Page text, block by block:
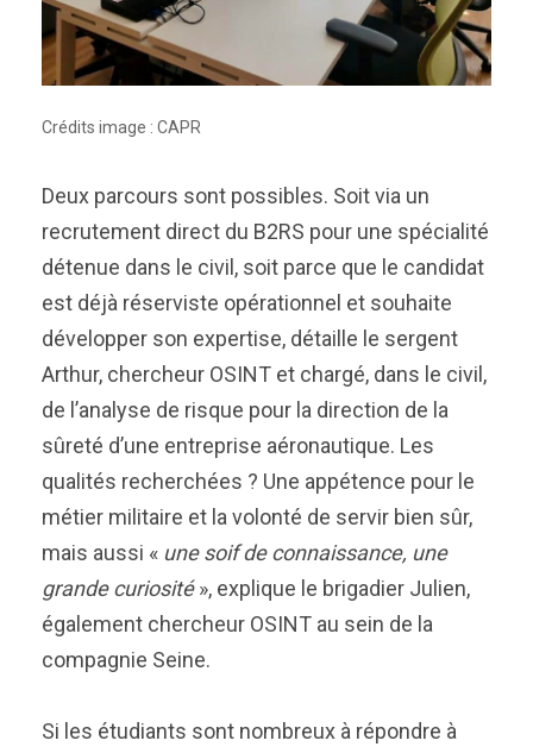
Crédits image : CAPR
Deux parcours sont possibles. Soit via un
recrutement direct du B2RS pour une spécialité
détenue dans le civil, soit parce que le candidat
est déjà réserviste opérationnel et souhaite
développer son expertise, détaille le sergent
Arthur, chercheur OSINT et chargé, dans le civil,
de l’analyse de risque pour la direction de la
sûreté d’une entreprise aéronautique. Les
qualités recherchées ? Une appétence pour le
métier militaire et la volonté de servir bien sûr,
mais aussi « une soif de connaissance, une
grande curiosité», explique le brigadier Julien,
également chercheur OSINT au sein de la
compagnie Seine.
Si les étudiants sont nombreux à répondre à